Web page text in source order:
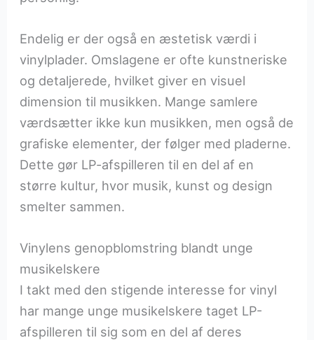
Endelig er der også en æstetisk værdi i
vinylplader. Omslagene er ofte kunstneriske
og detaljerede, hvilket giver en visuel
dimension til musikken. Mange samlere
værdsætter ikke kun musikken, men også de
grafiske elementer, der følger med pladerne.
Dette gør LP-afspilleren til en del af en
større kultur, hvor musik, kunst og design
smelter sammen.
Vinylens genopblomstring blandt unge
musikelskere
I takt med den stigende interesse for vinyl
har mange unge musikelskere taget LP-
afspilleren til sig som en del af deres